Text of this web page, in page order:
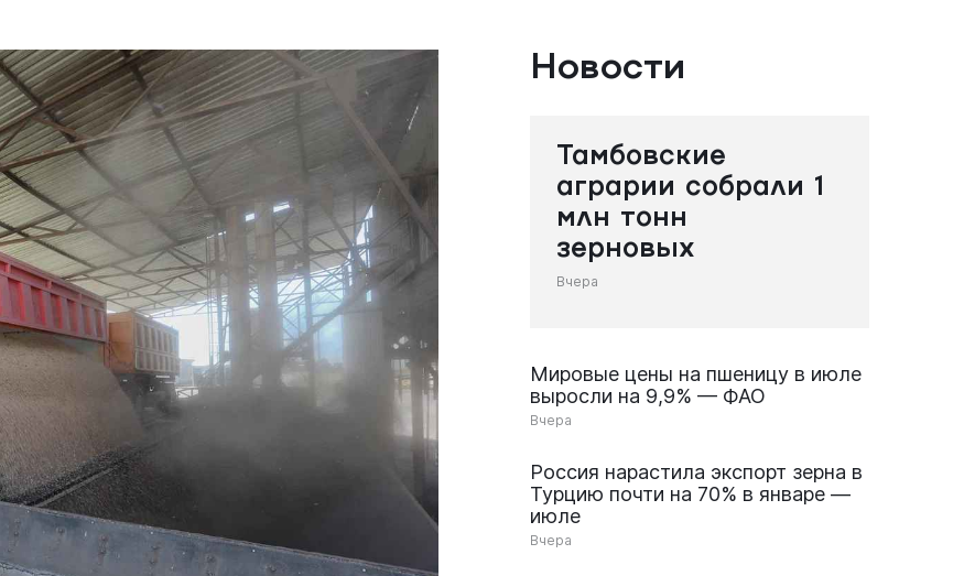
Новости
Тамбовские
аграрии собрали 1
млн тонн
зерновых
Вчера
Мировые цены на пшеницу в июле
выросли на 9,9% — ФАО
Вчера
Россия нарастила экспорт зерна в
Турцию почти на 70% в январе —
июле
Вчера